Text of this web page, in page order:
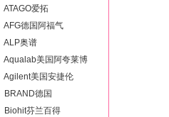
ATAGO爱拓
AFG德国阿福气
ALP奥谱
Aqualab美国阿夸莱博
Agilent美国安捷伦
BRAND德国
Biohit芬兰百得